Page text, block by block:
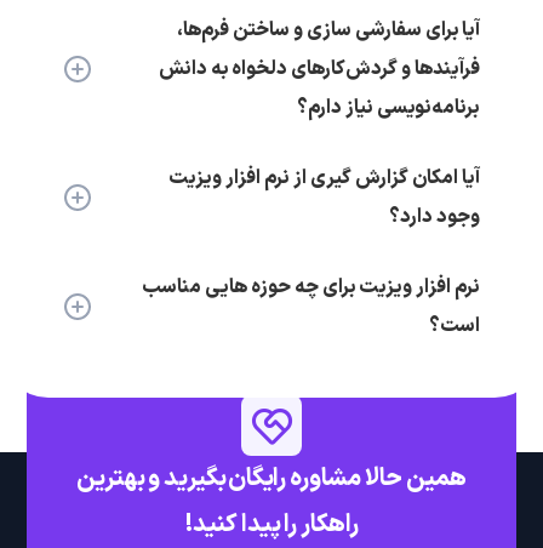
آیا برای سفارشی سازی و ساختن فرم‌ها،
فرآیندها و گردش‌کارهای دلخواه به دانش
برنامه‌نویسی نیاز دارم؟
آیا امکان گزارش گیری از نرم افزار ویزیت
وجود دارد؟
نرم افزار ویزیت برای چه حوزه هایی مناسب
است؟
همین حالا مشاوره رایگان بگیرید و بهترین
راهکار را پیدا کنید!